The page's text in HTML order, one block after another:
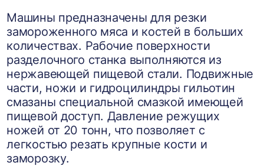
Машины предназначены для резки
замороженного мяса и костей в больших
количествах. Рабочие поверхности
разделочного станка выполняются из
нержавеющей пищевой стали. Подвижные
части, ножи и гидроцилиндры гильотин
смазаны специальной смазкой имеющей
пищевой доступ. Давление режущих
ножей от 20 тонн, что позволяет с
легкостью резать крупные кости и
заморозку.